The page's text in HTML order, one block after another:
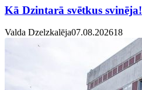
Kā Dzintarā svētkus svinēja!
Valda Dzelzkalēja07.08.202618